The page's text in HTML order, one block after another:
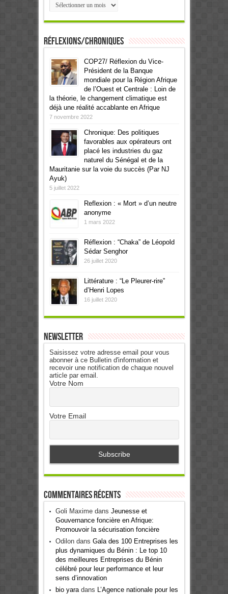
Archives
Réflexions/Chroniques
COP27/ Réflexion du Vice-
Président de la Banque
mondiale pour la Région Afrique
de l’Ouest et Centrale : Loin de
la théorie, le changement climatique est
déjà une réalité accablante en Afrique
7 novembre 2022
Chronique: Des politiques
favorables aux opérateurs ont
placé les industries du gaz
naturel du Sénégal et de la
Mauritanie sur la voie du succès (Par NJ
Ayuk)
5 juillet 2022
Reflexion : « Mort » d’un neutre
anonyme
1 mars 2022
Réflexion : “Chaka” de Léopold
Sédar Senghor
26 juillet 2020
Littérature : “Le Pleurer-rire”
d’Henri Lopes
16 juillet 2020
Newsletter
Saisissez votre adresse email pour vous
abonner à ce Bulletin d'information et
recevoir une notification de chaque nouvel
article par email.
Votre Nom
Votre Email
Commentaires récents
Goli Maximedans Jeunesse et
Gouvernance foncière en Afrique:
Promouvoir la sécurisation foncière
Odilondans Gala des 100 Entreprises les
plus dynamiques du Bénin : Le top 10
des meilleures Entreprises du Bénin
célébré pour leur performance et leur
sens d’innovation
bio yaradans L’Agence nationale pour les